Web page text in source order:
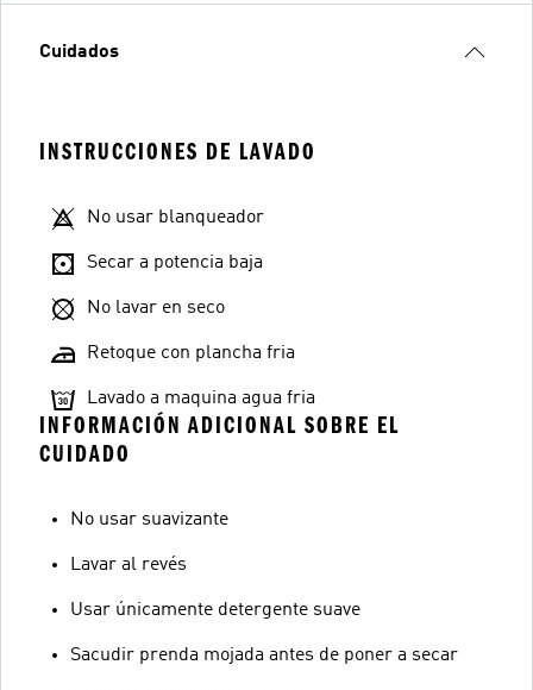
Cuidados
INSTRUCCIONES DE LAVADO
No usar blanqueador
Secar a potencia baja
No lavar en seco
Retoque con plancha fria
Lavado a maquina agua fria
INFORMACIÓN ADICIONAL SOBRE EL
CUIDADO
No usar suavizante
Lavar al revés
Usar únicamente detergente suave
Sacudir prenda mojada antes de poner a secar